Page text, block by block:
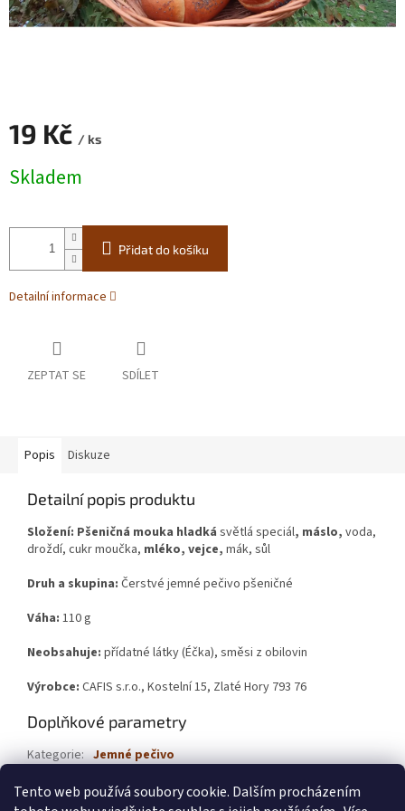
Tento web používá soubory cookie. Dalším procházením
19 Kč / ks
cena:
Skladem
Přidat do košíku
Detailní informace
ZEPTAT SE SDÍLET
Popis Diskuze
Detailní popis produktu
Složení: Pšeničná mouka hladká světlá speciál, máslo, voda,
droždí, cukr moučka, mléko, vejce, mák, sůl
Druh a skupina: Čerstvé jemné pečivo pšeničné
Váha: 110 g
Neobsahuje: přídatné látky (Éčka), směsi z obilovin
Výrobce: CAFIS s.r.o., Kostelní 15, Zlaté Hory 793 76
Doplňkové parametry
Kategorie: Jemné pečivo